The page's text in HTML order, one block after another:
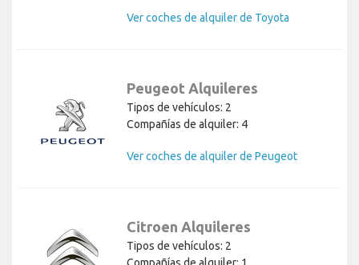
Ver coches de alquiler de Toyota
Peugeot Alquileres
Tipos de vehículos: 2
Compañías de alquiler: 4
Ver coches de alquiler de Peugeot
Citroen Alquileres
Tipos de vehículos: 2
Compañías de alquiler: 1